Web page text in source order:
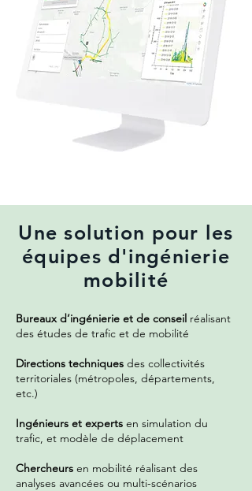
Une solution pour les
équipes d'ingénierie
mobilité
Bureaux d’ingénierie et de conseil réalisant
des études de trafic et de mobilité
Directions techniques des collectivités
territoriales (métropoles, départements,
etc.)
Ingénieurs et experts en simulation du
trafic, et modèle de déplacement
Chercheurs en mobilité réalisant des
analyses avancées ou multi-scénarios